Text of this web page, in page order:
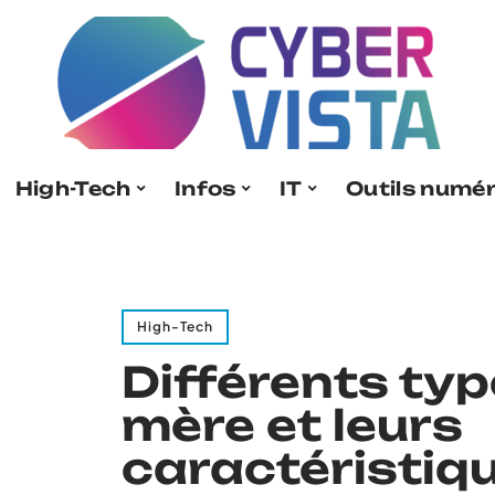
High-Tech Infos IT Outils
High-Tech
Différents
mère et leurs